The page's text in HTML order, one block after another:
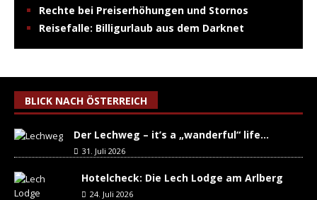
Rechte bei Preiserhöhungen und Stornos
Reisefalle: Billigurlaub aus dem Darknet
BLICK NACH ÖSTERREICH
Der Lechweg – it’s a „wanderful“ life…
31. Juli 2026
Hotelcheck: Die Lech Lodge am Arlberg
24. Juli 2026